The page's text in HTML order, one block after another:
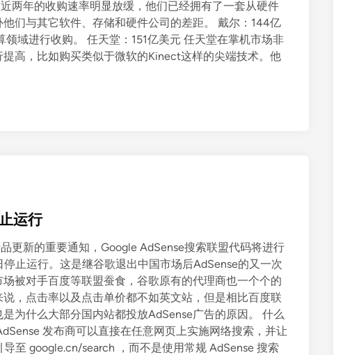
两年的收购速率明显放缓，他们已经拥有了一套从硬件
们与其它软件、存储和硬件公司的差距。 戴尔：144亿
域进行收购。 任天堂：151亿美元 任天堂在掌机市场非
高，比如购买类似于微软的Kinect这样的尖端技术。他
运行
更新的重要通知，Google AdSense搜索联盟代码将进行
止运行。这是继谷歌退出中国市场后AdSense的又一次
被对手百度等联盟蚕食，谷歌原有的代理商也一个个的
，点击率以及点击单价都不如英文站，但是相比百度联
为什么大部分国内站都投放AdSense广告的原因。 什么
发布商可以直接在任意网页上实施网络搜索，并让
至 google.cn/search ，而不是使用常规 AdSense 搜索